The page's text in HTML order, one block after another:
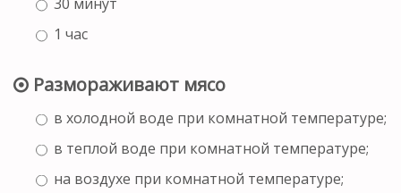
1 час
Размораживают мясо
в холодной воде при комнатной температуре;
в теплой воде при комнатной температуре;
на воздухе при комнатной температуре;